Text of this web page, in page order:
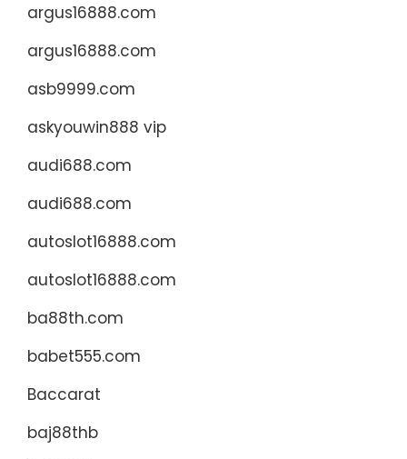
argus16888.com
argus16888.com
asb9999.com
askyouwin888 vip
audi688.com
audi688.com
autoslot16888.com
autoslot16888.com
ba88th.com
babet555.com
Baccarat
baj88thb